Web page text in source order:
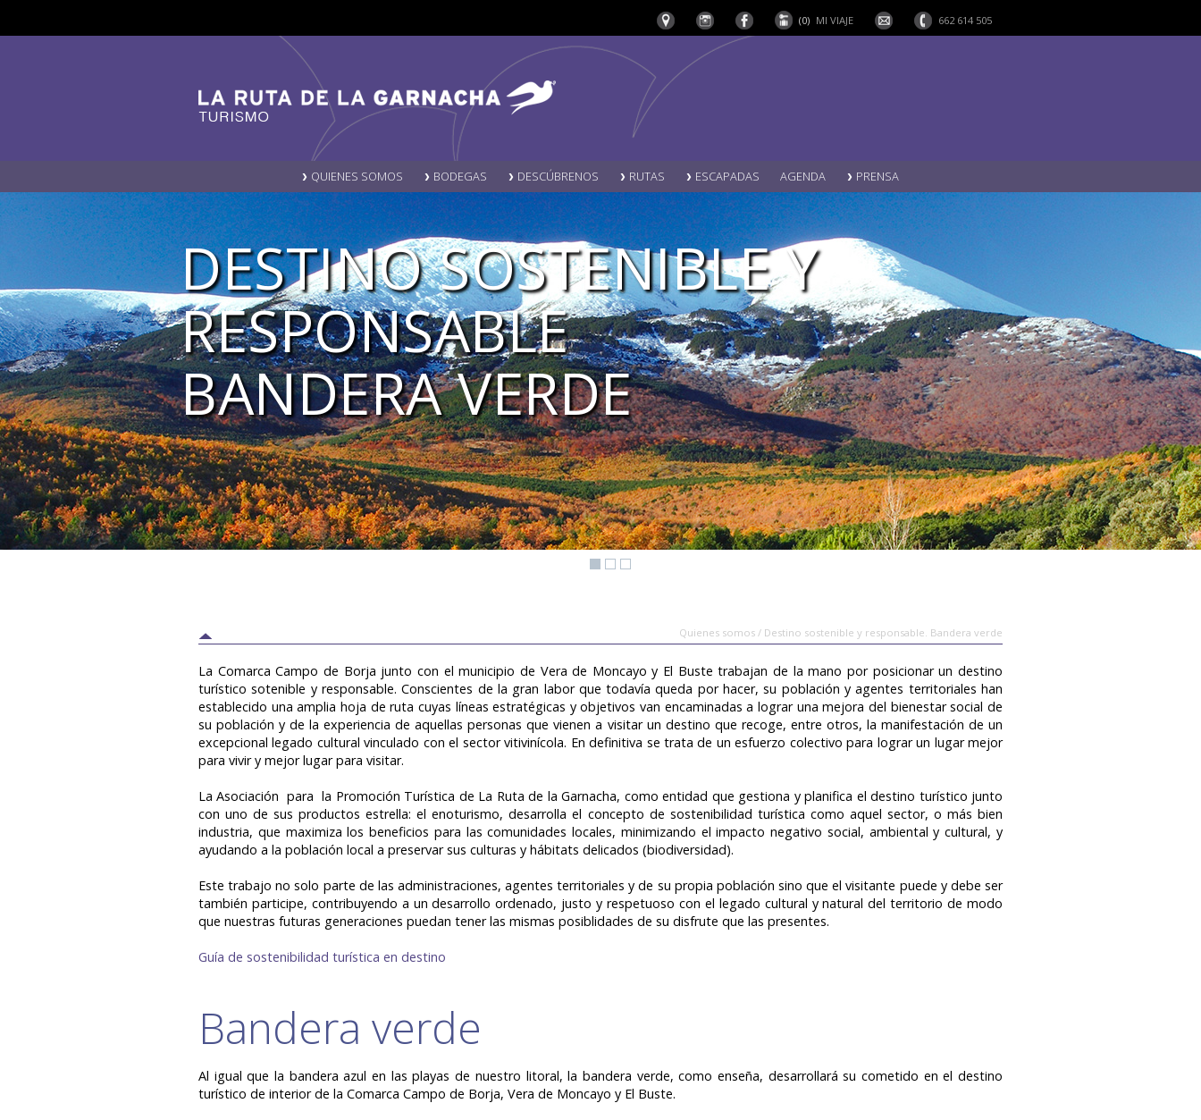
(0) MI VIAJE 662 614 505
QUIENES SOMOS BODEGAS DESCÚBRENOS RUTAS ESCAPADAS AGENDA PRENSA
DESTINO SOSTENIBLE Y
RESPONSABLE
BANDERA VERDE
Quienes somos / Destino sostenible y responsable. Bandera verde
La Comarca Campo de Borja junto con el municipio de Vera de Moncayo y El Buste trabajan de la mano por posicionar un destino
turístico sotenible y responsable. Conscientes de la gran labor que todavía queda por hacer, su población y agentes territoriales han
establecido una amplia hoja de ruta cuyas líneas estratégicas y objetivos van encaminadas a lograr una mejora del bienestar social de
su población y de la experiencia de aquellas personas que vienen a visitar un destino que recoge, entre otros, la manifestación de un
excepcional legado cultural vinculado con el sector vitivinícola. En definitiva se trata de un esfuerzo colectivo para lograr un lugar mejor
para vivir y mejor lugar para visitar.
La Asociación para la Promoción Turística de La Ruta de la Garnacha, como entidad que gestiona y planifica el destino turístico junto
con uno de sus productos estrella: el enoturismo, desarrolla el concepto de sostenibilidad turística como aquel sector, o más bien
industria, que maximiza los beneficios para las comunidades locales, minimizando el impacto negativo social, ambiental y cultural, y
ayudando a la población local a preservar sus culturas y hábitats delicados (biodiversidad).
Este trabajo no solo parte de las administraciones, agentes territoriales y de su propia población sino que el visitante puede y debe ser
también participe, contribuyendo a un desarrollo ordenado, justo y respetuoso con el legado cultural y natural del territorio de modo
que nuestras futuras generaciones puedan tener las mismas posiblidades de su disfrute que las presentes.
Guía de sostenibilidad turística en destino
Bandera verde
Al igual que la bandera azul en las playas de nuestro litoral, la bandera verde, como enseña, desarrollará su cometido en el destino
turístico de interior de la Comarca Campo de Borja, Vera de Moncayo y El Buste.